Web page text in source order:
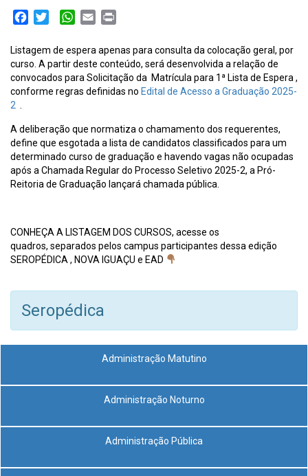
Facebook
Twitter WhatsApp
Email
Listagem de espera apenas para consulta da colocação geral, por
curso. A partir deste conteúdo, será desenvolvida a relação de
convocados para Solicitação da Matrícula para 1ª Lista de Espera ,
conforme regras definidas no Edital de Acesso a Graduação 2025-
2
A deliberação que normatiza o chamamento dos requerentes,
define que esgotada a lista de candidatos classificados para um
determinado curso de graduação e havendo vagas não ocupadas
após a Chamada Regular do Processo Seletivo 2025-2, a Pró-
Reitoria de Graduação lançará chamada pública.
CONHEÇA A LISTAGEM DOS CURSOS, acesse os
quadros, separados pelos campus participantes dessa edição
SEROPÉDICA , NOVA IGUAÇU e EAD
Seropédica
Administração Matutino
Administração Noturno
Administração Pública